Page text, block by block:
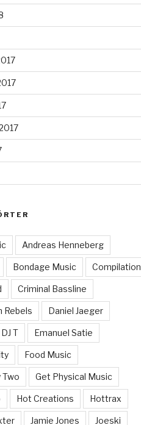
Andreas Henneberg
Bondage Music Compilation
Criminal Bassline
Rebels Daniel Jaeger
DJ T Emanuel Satie
Food Music
Two Get Physical Music
Hot Creations Hottrax
Jamie Jones Joeski